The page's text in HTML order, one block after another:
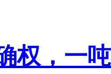
权，一